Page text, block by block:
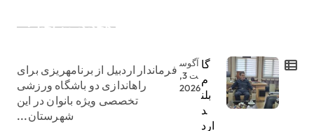
جدیدترین اخبار:
گا
م
بلن
د
ارد
آگوس
ت 3,
2026
فرماندار اردبیل از برنامهریزی برای
راهاندازی دو باشگاه ورزشی
تخصصی ویژه بانوان در این
شهرستان...